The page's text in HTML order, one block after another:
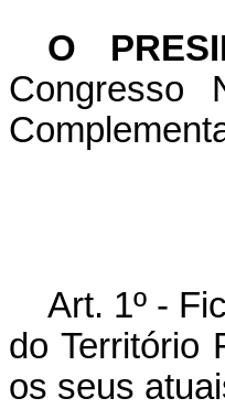
O
Congresso
Art. 1º -
do Território
os seus